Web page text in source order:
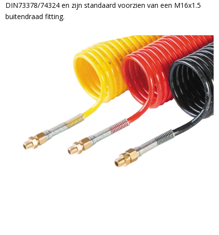
DIN73378/74324 en zijn standaard voorzien van een M16x1.5
buitendraad fitting.